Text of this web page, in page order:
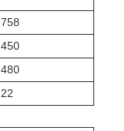
758
450
480
22